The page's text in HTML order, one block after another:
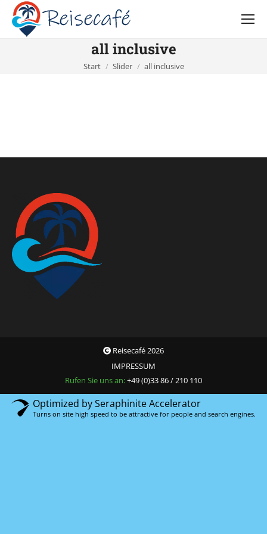
all inclusive
Sie befinden sich hier:
Start Slider all inclusive
Reisecafé 2026
IMPRESSUM
Rufen Sie uns an:+49 (0)33 86 / 210 110
Optimized by Seraphinite Accelerator
Turns on site high speed to be attractive for people and search engines.